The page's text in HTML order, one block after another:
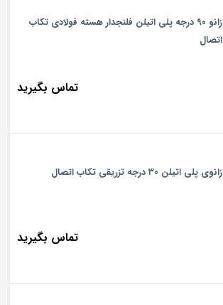
زانو ۹۰ درجه پلی اتیلن فلنجدار هسته فولادی تکاب
اتصال
تماس بگیرید
زانوی پلی اتیلن ۳۰ درجه تزریقی تکاب اتصال
تماس بگیرید